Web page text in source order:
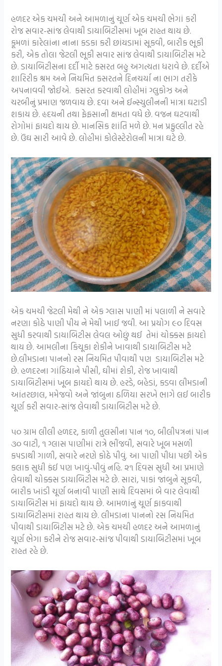
હળદર એક ચમચી અને આમળાનું ચૂર્ણ એક ચમચી ભેગાં કરી
રોજ સવાર-સાંજ લેવાથી ડાયાબિટીસમાં ખૂબ રાહત થાય છે.
કૂમળાં કારેલાંના નાના કડકા કરી છાંયડામાં સૂકવી, બારીક ભૂકી
કરી, એક તોલા જેટલી ભૂકી સવાર સાંજ લેવાથી ડાયાબિટીસ મટે
છે. ડાયાબિટીસના દર્દી માટે કસરત બહુ અગત્યતા ધરાવે છે. દર્દીએ
શારિરીક શ્રમ અને નિયમિત કસરતને દિનચર્યા ના ભાગ તરીકે
અપનાવવી જોઈએ. કસરત કરવાથી લોહીમાં ગ્લુકોઝ અને
ચરબીનું પ્રમાણ જળવાય છે. દવા અને ઈન્સ્યુલીનની માત્રા ઘટાડી
શકાય છે. હૃદયની તથા ફેફસાની ક્ષમતા વધે છે. વજન ઘટવાથી
રોગોમાં ફાયદો થાય છે. માનસિક શાંતિ મળે છે. મન પ્રફુલ્લીત રહે
છે. ઉંઘ સારી આવે છે. લોહીમાં કોલેસ્ટેરોલની માત્રા ઘટે છે.
એક ચમચી જેટલી મેથી ને એક ગ્લાસ પાણી માં પલાળી ને સવારે
નરણા કોઠે પાણી પીય ને મેથી ખાઈ જવી. આ પ્રયોગ ૯૦ દિવસ
સુધી કરવાથી ડાયાબિટીસ લેવલ ઓછું થઈ તેમાં ચોક્કસ ફાયદો
થાય છે. આમલીના કિચૂકા શેકીને ખાવાથી ડાયાબિટીસ મટે
છે.લીમડાના પાનનો રસ નિયમિત પીવાથી પણ ડાયાબિટીસ મટે
છે. હળદરના ગાંઠિયાને પીસી, ઘીમાં શેકી, રોજ ખાવાથી
ડાયાબિટીસમાં ખૂબ ફાયદો થાય છે. હરડે, બહેડાં, કડવા લીમડાની
આંતરછાલ, મમેજવો અને જાંબુના ઠળિયા સરખે ભાગે લઈ બારીક
ચૂર્ણ કરી સવાર-સાંજ લેવાથી ડાયાબિટીસ મટે છે.
૫૦ ગ્રામ લીલી હળદર, કાળી તુલસીના પાન ૧૦, બીલીપત્રનાં પાન
૩૦ વાટી, ૧ ગ્‍લાસ પાણીમાં રાત્રે ભીંજવી, સવારે ખૂબ મસળી
કપડાથી ગાળી, સવારે નરણે કોઠે પીવું. આ પાણી પીધા પછી એક
કલાક સુધી કંઈ પણ ખાવું-પીવું નહિ. ૨૧ દિવસ સુધી આ પ્રમાણે
લેવાથી ચોક્કસ ડાયાબિટીસ મટે છે. સારાં, પાકાં જાંબુને સૂકવી,
બારીક ખાંડી ચૂર્ણ બનાવી પાણી સાથે દિવસમાં બે વાર લેવાથી
ડાયાબિટીસ માં ફાયદો થાય છે. આમળાંનું ચૂર્ણ ફાકવાથી
ડાયાબિટીસમાં રાહત થાય છે. લીમડાના પાનનો રસ નિયમિત
પીવાથી ડાયાબિટીસ મટે છે. એક ચમચી હળદર અને આમળાનું
ચૂર્ણ ભેગા કરીને રોજ સવાર-સાંજ પીવાથી ડાયાબિટીસમાં ખૂબ
રાહત રહે છે.